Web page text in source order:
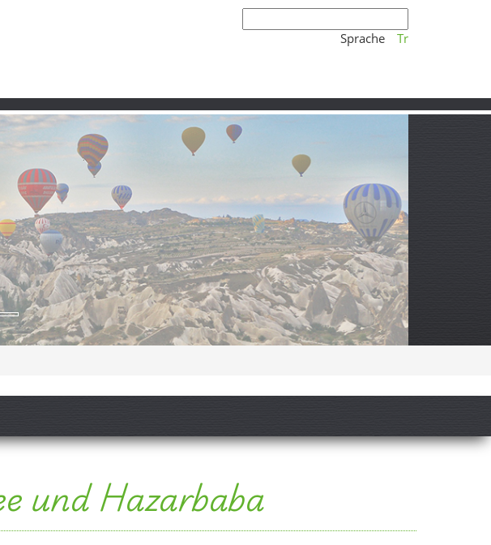
Sprache Tr
und Hazarbaba
Abenden am Wasser und ganz viel Fernweh.
2 – „Sivrice – Zwischen Berg und Hazarsee“ (6:39 Min)